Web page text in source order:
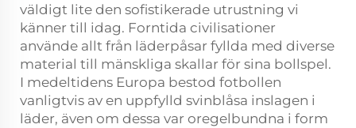
väldigt lite den sofistikerade utrustning vi
känner till idag. Forntida civilisationer
använde allt från läderpåsar fyllda med diverse
material till mänskliga skallar för sina bollspel.
I medeltidens Europa bestod fotbollen
vanligtvis av en uppfylld svinblåsa inslagen i
läder, även om dessa var oregelbundna i form